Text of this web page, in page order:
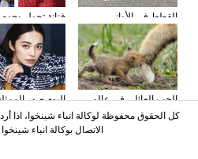
فنانة تحول وجوه
إلى الشخصيات
باستخدام الماكياج
القطط في الأواني
الزجاجية
البوم صور
ياو تشن على مجلة
الحب العائلي في عالم
الحيوان
كل الحقوق محفوظة لوكالة انباء شينخوا، اذا
الاتصال بوكالة انباء